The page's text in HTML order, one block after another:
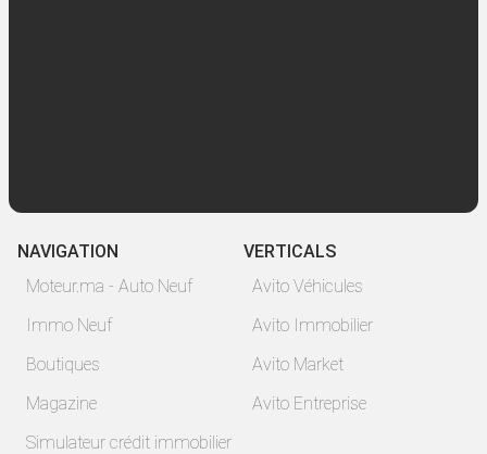
NAVIGATION
Moteur.ma - Auto Neuf
Immo Neuf
Boutiques
Magazine
Simulateur crédit immobilier
VERTICALS
Avito Véhicules
Avito Immobilier
Avito Market
Avito Entreprise